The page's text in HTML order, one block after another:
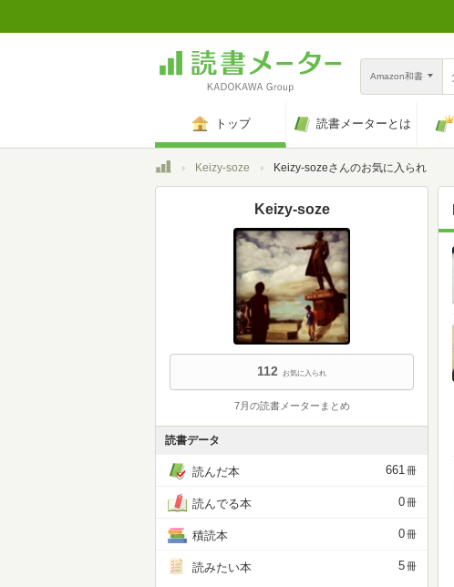
Amazon和書
トップ 読書メーターとは
トップKeizy-soze Keizy-sozeさんのお気に入られ
Keizy-soze
112 お気に入られ
7月の読書メーターまとめ
読書データ
読んだ本 661冊
読んでる本 0冊
積読本 0冊
読みたい本 5冊